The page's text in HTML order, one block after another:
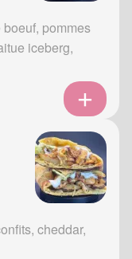
pommes
iceberg,
cheddar,